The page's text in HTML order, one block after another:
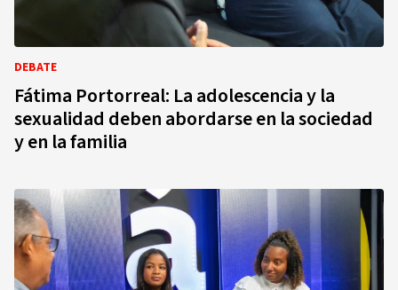
DEBATE
Fátima Portorreal: La adolescencia y la
sexualidad deben abordarse en la sociedad
y en la familia